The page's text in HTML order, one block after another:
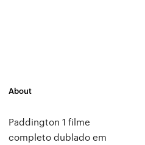
About
Paddington 1 filme
completo dublado em